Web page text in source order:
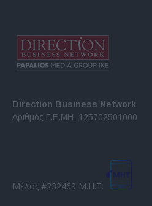
Direction Business Network
Αριθμός Γ.Ε.ΜΗ. 125702501000
Μέλος #232469 Μ.Η.Τ.